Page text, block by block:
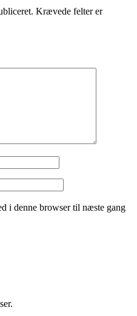
Krævede felter er
i denne browser til næste gang